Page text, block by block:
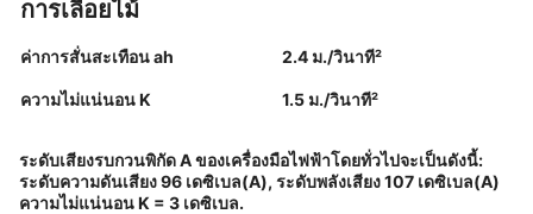
การเลื่อยไม้
ค่าการสั่นสะเทือน ah 2.4 ม./วินาที²
ความไม่แน่นอน K 1.5 ม./วินาที²
ระดับเสียงรบกวนพิกัด A ของเครื่องมือไฟฟ้าโดยทั่วไปจะเป็นดังนี้:
ระดับความดันเสียง 96 เดซิเบล(A), ระดับพลังเสียง 107 เดซิเบล(A)
ความไม่แน่นอน K = 3 เดซิเบล.